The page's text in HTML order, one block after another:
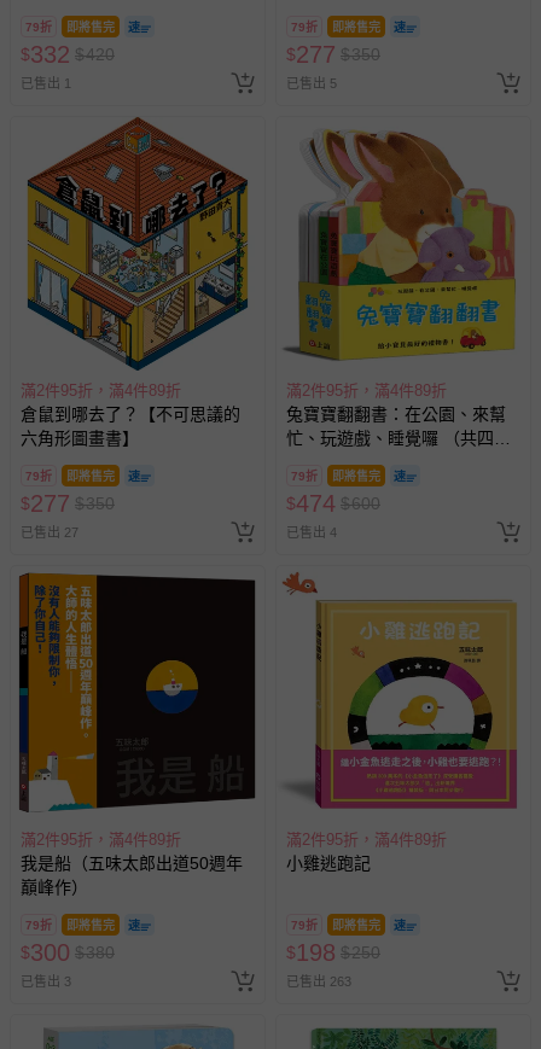
上服務，經消費者事先同意始提供（例如線上課程、遊
戲或活動點數等）。
已拆封之以下類型商品：
-個人衛生用品（例如尿布、貼身衣物、泳裝、襪子、地
墊、寢具類等）。
-新生兒親膚衣物（嬰幼兒包巾與背巾、包屁衣、學習
褲、紗布衣等）。
-接觸性孕哺產品（奶嘴、奶瓶、擠乳器、哺乳衣、托腹
帶束縛衣、餐搖椅等）。
-其他原廠盒裝商品封口處已貼上「不可拆封」，或具警
示字句等說明貼紙、封條者。
國際航空、客運、訂房等服務。
相關的退換貨辦理流程，可詳見：退換貨 & 退款問題
其他常見問題：
運送服務：目前提供的運送僅限台灣本島。如您位於離島地
區，可能會無法配送，或須依據商品需加收離島運費。廠商
費用，可能會另需加收。
商品實際的配達日期，可於訂單個人資料內的查詢訂單內，
已出貨通知之訊息為主。
如您收到商品，請依正常流程檢查是否完好，若商品遇瑕疵
情形，您可申請更換新品或退貨，請見：
退貨的辦理流程
若您對於會員帳號、商品訂購與資訊、購物流程、付款方
式、折價券與購物金的使用、退貨及商品運送方式等有疑
問，你可詳見：媽咪愛客服中心
。
預購商品：預購為海外同步代購，遇缺貨即會通知媽咪並協
助取消退款事宜。
會主動以簡訊及mail通知訂單取消事宜，並將提供適當補
償。
79折 即將售完
$332 $420
已售出 1
79折 即將售完
$277 $350
已售出 5
滿2件95折，滿4件89折
倉鼠到哪去了？【不可思議的
六角形圖畫書】
79折 即將售完
$277 $350
已售出 27
滿2件95折，滿4件89折
兔寶寶翻翻書：在公園、來幫
忙、玩遊戲、睡覺囉 （共四
79折 即將售完
$474 $600
已售出 4
滿2件95折，滿4件89折
我是船（五味太郎出道50週年
巔峰作）
79折 即將售完
$300 $380
已售出 3
滿2件95折，滿4件89折
小雞逃跑記
79折 即將售完
$198 $250
已售出 263